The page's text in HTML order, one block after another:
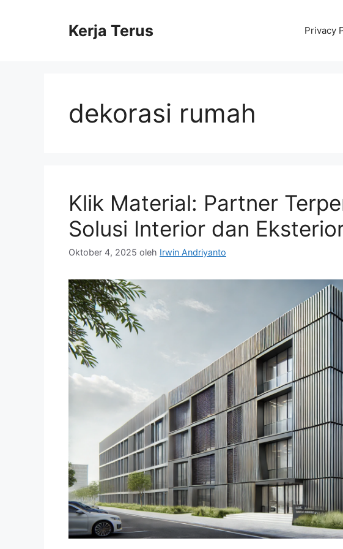
Kerja Terus Privacy
dekorasi rumah
Klik Material: Partner
Solusi Interior dan
Oktober 4, 2025 oleh Irwin Andriyanto